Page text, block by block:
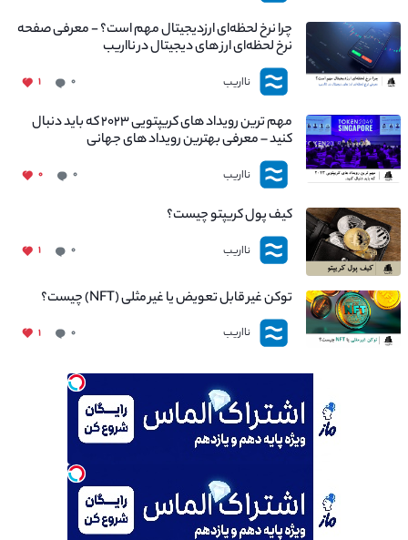
چرا نرخ لحظه‌ای ارزدیجیتال مهم است؟ - معرفی صفحه
نرخ لحظه‌ای ارز های دیجیتال در نااریب
نااریب ۰ ۱
مهم ترین رویداد های کریپتویی ۲۰۲۳ که باید دنبال
کنید – معرفی بهترین رویداد های جهانی
نااریب ۰ ۰
کیف پول کریپتو چیست؟
نااریب ۰ ۱
توکن غیر قابل تعویض یا غیر مثلی (NFT) چیست؟
نااریب ۰ ۱